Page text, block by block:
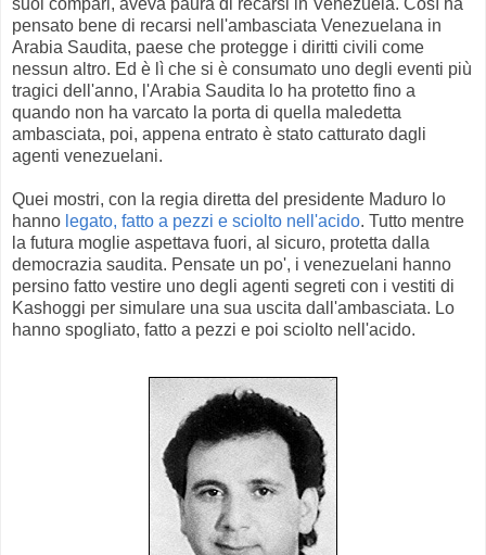
pensato bene di recarsi nell'ambasciata Venezuelana in
Arabia Saudita, paese che protegge i diritti civili come
nessun altro. Ed è lì che si è consumato uno degli eventi più
tragici dell'anno, l'Arabia Saudita lo ha protetto fino a
quando non ha varcato la porta di quella maledetta
ambasciata, poi, appena entrato è stato catturato dagli
agenti venezuelani.
Quei mostri, con la regia diretta del presidente Maduro lo
hanno legato, fatto a pezzi e sciolto nell'acido. Tutto mentre
la futura moglie aspettava fuori, al sicuro, protetta dalla
democrazia saudita. Pensate un po', i venezuelani hanno
persino fatto vestire uno degli agenti segreti con i vestiti di
Kashoggi per simulare una sua uscita dall'ambasciata. Lo
hanno spogliato, fatto a pezzi e poi sciolto nell'acido.